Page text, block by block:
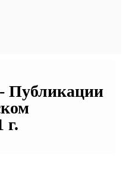
Публикации
г.